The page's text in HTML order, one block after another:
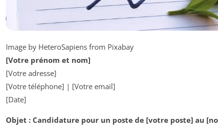
Image by HeteroSapiens from Pixabay
[Votre prénom et nom]
[Votre adresse]
[Votre téléphone] | [Votre email]
[Date]
Objet : Candidature pour un poste de [votre poste] au